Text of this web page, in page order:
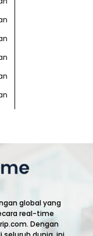
global yang
real-time
Dengan